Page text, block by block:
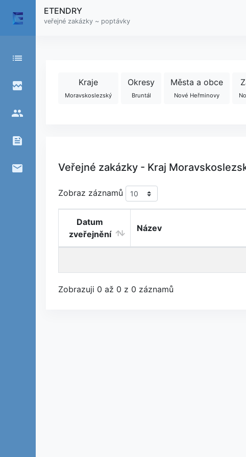
list
broken_image
people
feed
email
ETENDRY
veřejné zakázky ~ poptávky
Kraje
Moravskoslezský
Okresy
Bruntál
Města a obce
Nové Heřminovy
Veřejné zakázky - Kraj
Zobraz záznamů
Datum
zveřejnění
Název
Zobrazuji 0 až 0 z 0 záznamů